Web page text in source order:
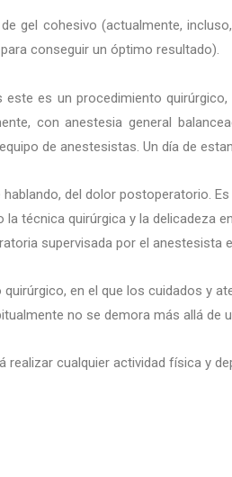
gel cohesivo (actualmente,
conseguir un óptimo resultado).
es un procedimiento
con anestesia general
de anestesistas. Un día de
hablando, del dolor postoperatorio.
técnica quirúrgica y la delicadeza
supervisada por el anestesista
quirúrgico, en el que los cuidados y
no se demora más allá de
cualquier actividad física y